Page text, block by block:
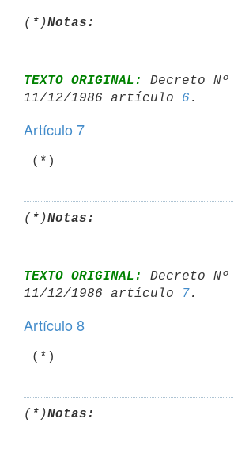
(*)Notas:
TEXTO ORIGINAL:
Decreto
11/12/1986 artículo 6
Artículo 7
(*)Notas:
TEXTO ORIGINAL:
Decreto
11/12/1986 artículo
7
Artículo 8
(*)Notas: